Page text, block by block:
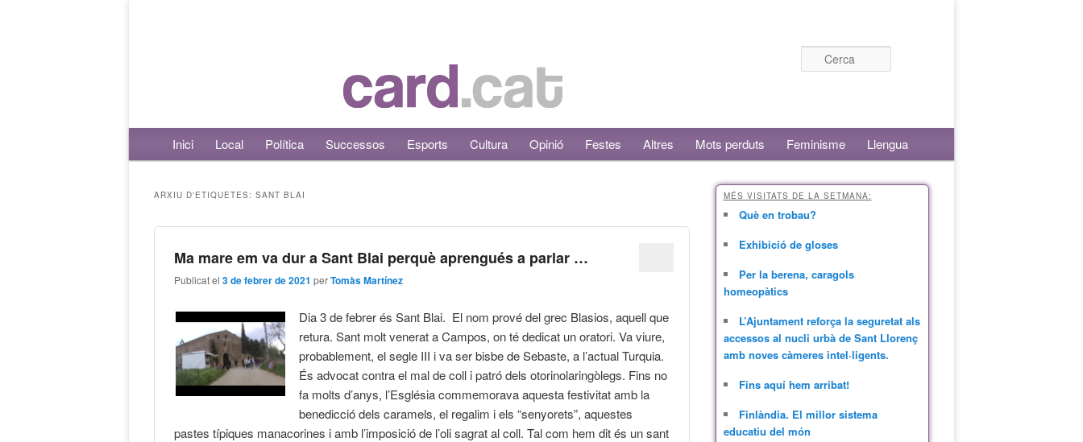
Menú principalAneu al contingut principal
Aneu al contingut secundari
Inici Local Política Successos Esports Cultura Opinió Festes Altres Mots perduts Feminisme Llengua
ARXIU D'ETIQUETES: SANT BLAI
Ma mare em va dur a Sant Blai perquè aprengués a parlar …
Publicat el3 de febrer de 2021 perTomàs Martínez
Dia 3 de febrer és Sant Blai. El nom prové del grec Blasios, aquell que
retura. Sant molt venerat a Campos, on té dedicat un oratori. Va viure,
probablement, el segle III i va ser bisbe de Sebaste, a l’actual Turquia.
És advocat contra el mal de coll i patró dels otorinolaringòlegs. Fins no
fa molts d’anys, l’Església commemorava aquesta festivitat amb la
benedicció dels caramels, el regalim i els “senyorets”, aquestes
pastes típiques manacorines i amb l’imposició de l’oli sagrat al coll. Tal com hem dit és un sant
MÉS VISITATS DE LA SETMANA:
Què en trobau?
Exhibició de gloses
Per la berena, caragols
homeopàtics
L’Ajuntament reforça la seguretat als
accessos al nucli urbà de Sant Llorenç
amb noves càmeres intel·ligents.
Fins aquí hem arribat!
Finlàndia. El millor sistema
educatiu del món